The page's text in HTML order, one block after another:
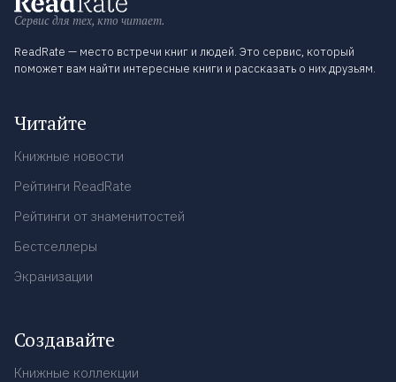
Сервис для тех, кто читает.
ReadRate — место встречи книг и людей. Это сервис, который
поможет вам найти интересные книги и рассказать о них друзьям.
Читайте
Книжные новости
Рейтинги ReadRate
Рейтинги от знаменитостей
Бестселлеры
Экранизации
Создавайте
Книжные коллекции